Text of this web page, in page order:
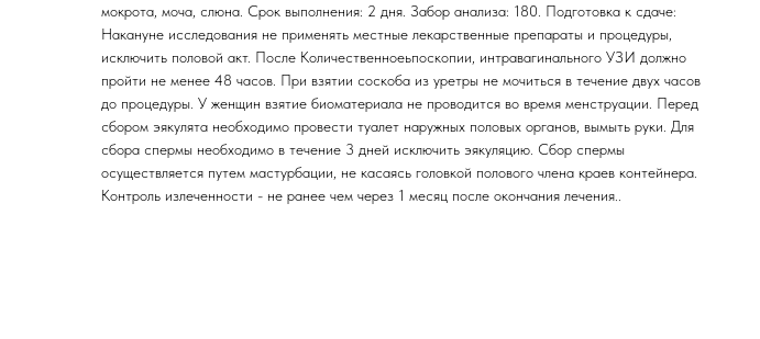
мокрота, моча, слюна. Срок выполнения: 2 дня. Забор анализа: 180. Подготовка к сдаче:
Накануне исследования не применять местные лекарственные препараты и процедуры,
исключить половой акт. После Количественноеьпоскопии, интравагинального УЗИ должно
пройти не менее 48 часов. При взятии соскоба из уретры не мочиться в течение двух часов
до процедуры. У женщин взятие биоматериала не проводится во время менструации. Перед
сбором эякулята необходимо провести туалет наружных половых органов, вымыть руки. Для
сбора спермы необходимо в течение 3 дней исключить эякуляцию. Сбор спермы
осуществляется путем мастурбации, не касаясь головкой полового члена краев контейнера.
Контроль излеченности - не ранее чем через 1 месяц после окончания лечения..